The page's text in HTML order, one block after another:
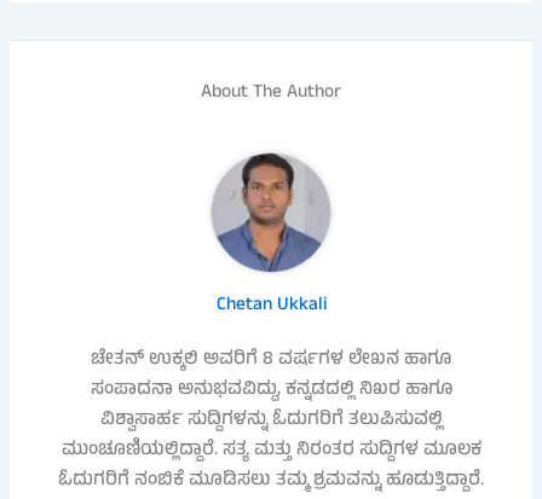
About The Author
Chetan Ukkali
ಚೇತನ್ ಉಕ್ಕಲಿ ಅವರಿಗೆ 8 ವರ್ಷಗಳ ಲೇಖನ ಹಾಗೂ
ಸಂಪಾದನಾ ಅನುಭವವಿದ್ದು, ಕನ್ನಡದಲ್ಲಿ ನಿಖರ ಹಾಗೂ
ವಿಶ್ವಾಸಾರ್ಹ ಸುದ್ದಿಗಳನ್ನು ಓದುಗರಿಗೆ ತಲುಪಿಸುವಲ್ಲಿ
ಮುಂಚೂಣಿಯಲ್ಲಿದ್ದಾರೆ. ಸತ್ಯ ಮತ್ತು ನಿರಂತರ ಸುದ್ದಿಗಳ ಮೂಲಕ
ಓದುಗರಿಗೆ ನಂಬಿಕೆ ಮೂಡಿಸಲು ತಮ್ಮ ಶ್ರಮವನ್ನು ಹೂಡುತ್ತಿದ್ದಾರೆ.